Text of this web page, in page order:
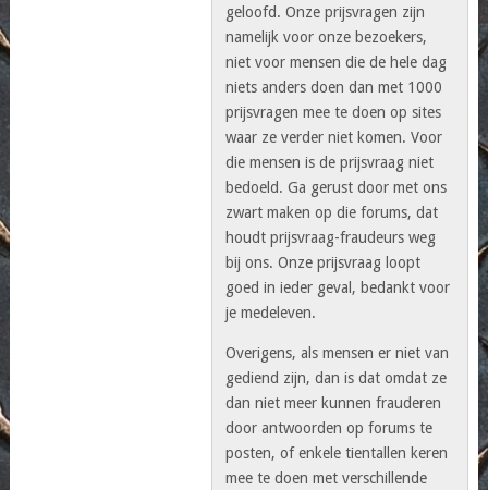
geloofd. Onze prijsvragen zijn
namelijk voor onze bezoekers,
niet voor mensen die de hele dag
niets anders doen dan met 1000
prijsvragen mee te doen op sites
waar ze verder niet komen. Voor
die mensen is de prijsvraag niet
bedoeld. Ga gerust door met ons
zwart maken op die forums, dat
houdt prijsvraag-fraudeurs weg
bij ons. Onze prijsvraag loopt
goed in ieder geval, bedankt voor
je medeleven.
Overigens, als mensen er niet van
gediend zijn, dan is dat omdat ze
dan niet meer kunnen frauderen
door antwoorden op forums te
posten, of enkele tientallen keren
mee te doen met verschillende